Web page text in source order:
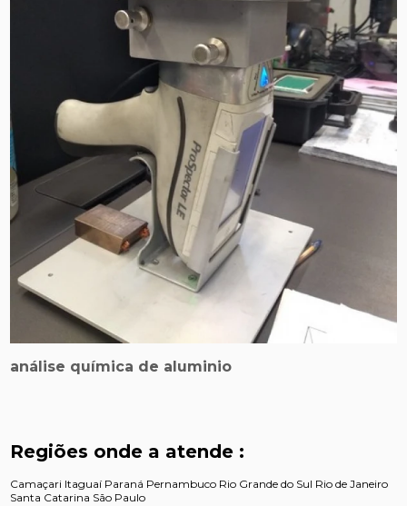
análise química de aluminio
Regiões onde a atende :
Camaçari Itaguaí Paraná Pernambuco Rio Grande do Sul Rio de Janeiro
Santa Catarina São Paulo